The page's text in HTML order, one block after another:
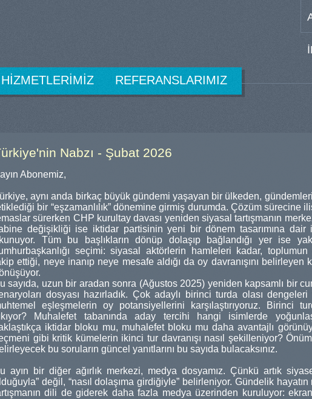
HİZMETLERİMİZ REFERANSLARIMIZ
Nabzı - Şubat 2026
Abonemiz,
aynı anda birkaç büyük gündemi yaşayan bir ülkeden,
bir “eşzamanlılık” dönemine girmiş durumda. Çözüm sürecine
sürerken CHP kurultay davası yeniden siyasal tartışmanın
değişikliği ise iktidar partisinin yeni bir dönem tasarımına dair
Tüm bu başlıkların dönüp dolaşıp bağlandığı yer ise
seçimi: siyasal aktörlerin hamleleri kadar, toplumun
ettiği, neye inanıp neye mesafe aldığı da oy davranışını belirleyen
sayıda, uzun bir aradan sonra (Ağustos 2025) yeniden kapsamlı bir
dosyası hazırladık. Çok adaylı birinci turda olası
eşleşmelerin oy potansiyellerini karşılaştırıyoruz. Birinci
Muhalefet tabanında aday tercihi hangi isimlerde
iktidar bloku mu, muhalefet bloku mu daha avantajlı
gibi kritik kümelerin ikinci tur davranışı nasıl şekilleniyor?
bu soruların güncel yanıtlarını bu sayıda bulacaksınız.
ayın bir diğer ağırlık merkezi, medya dosyamız. Çünkü artık
değil, “nasıl dolaşıma girdiğiyle” belirleniyor. Gündelik hayatın
dili de giderek daha fazla medya üzerinden kuruluyor: